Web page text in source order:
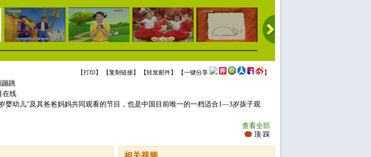
【打印 】 【复制链接】 【转发邮件】 【一键分享 】
蹦跳
在线
婴幼儿”及其爸爸妈妈共同观看的节目，也是中国目前唯一的一档适合1—3岁孩子观
查看全部
顶/踩